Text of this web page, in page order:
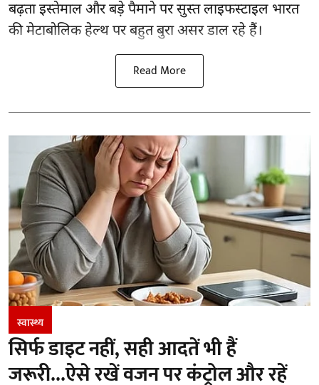
बढ़ता इस्तेमाल और बड़े पैमाने पर सुस्त लाइफस्टाइल भारत
की मेटाबोलिक हेल्थ पर बहुत बुरा असर डाल रहे हैं।
Read More
स्वास्थ्य
सिर्फ डाइट नहीं, सही आदतें भी हैं
जरूरी...ऐसे रखें वजन पर कंट्रोल और रहें